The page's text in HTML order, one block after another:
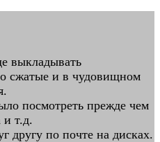
выкладывать
сжатые и в чудовищном
посмотреть прежде чем
и т.д.
другу по почте на дисках.